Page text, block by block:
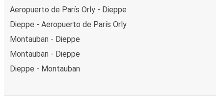
Aeropuerto de París Orly - Dieppe
Dieppe - Aeropuerto de París Orly
Montauban - Dieppe
Montauban - Dieppe
Dieppe - Montauban